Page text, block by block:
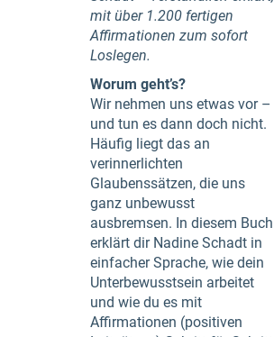
mit über 1.200 fertigen
Affirmationen zum sofort
Loslegen.
Worum geht’s?
Wir nehmen uns etwas vor –
und tun es dann doch nicht.
Häufig liegt das an
verinnerlichten
Glaubenssätzen, die uns
ganz unbewusst
ausbremsen. In diesem Buch
erklärt dir Nadine Schadt in
einfacher Sprache, wie dein
Unterbewusstsein arbeitet
und wie du es mit
Affirmationen (positiven